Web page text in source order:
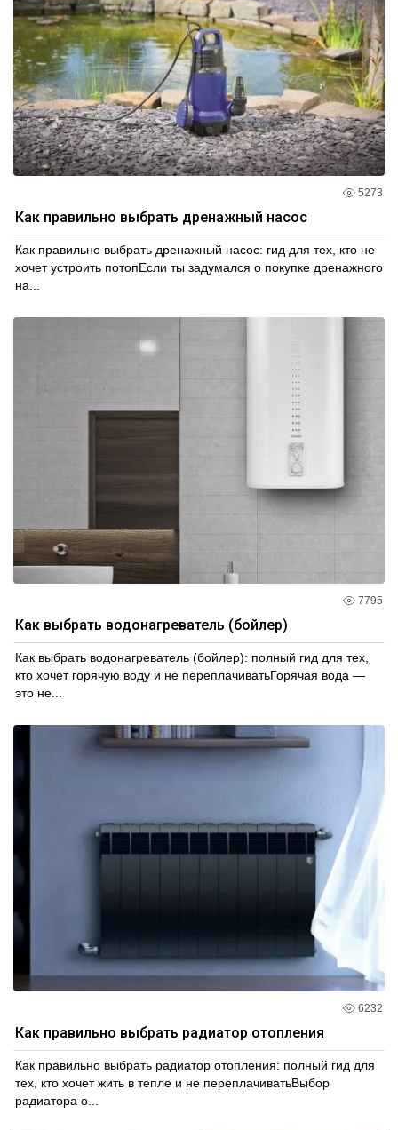
5273
Как правильно выбрать дренажный насос
Как правильно выбрать дренажный насос: гид для тех, кто не
хочет устроить потопЕсли ты задумался о покупке дренажного
на...
7795
Как выбрать водонагреватель (бойлер)
Как выбрать водонагреватель (бойлер): полный гид для тех,
кто хочет горячую воду и не переплачиватьГорячая вода —
это не...
6232
Как правильно выбрать радиатор отопления
Как правильно выбрать радиатор отопления: полный гид для
тех, кто хочет жить в тепле и не переплачиватьВыбор
радиатора о...